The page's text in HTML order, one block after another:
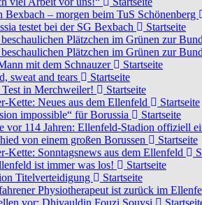
Bexbach – morgen beim TuS Schönenberg
testet bei der SG Bexbach
Startseite
Plätzchen im Grünen zur
Plätzchen im Grünen zur
mit dem Schnauzer
Startseite
sweat and tears
Startseite
in Merchweiler!
Startseite
Kette: Neues aus dem Ellenfeld
Startseite
impossible“ für Borussia
Startseite
vor 114 Jahren: Ellenfeld-Stadion offiziell
von einem großen Borussen
Startseite
Kette: Sonntagsnews aus dem Ellenfeld
ist immer was los!
Startseite
Titelverteidigung
Startseite
Physiotherapeut ist zurück im
vor: Dhiyauldin Fouzi Souysi